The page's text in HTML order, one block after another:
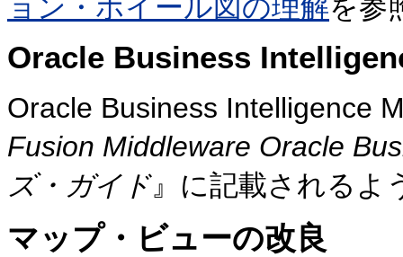
ョン・ホイール図の理解を参
Oracle Business
Oracle Business Intelligence
Fusion Middleware Oracle
ズ・ガイド』に記載されるよ
マップ・ビューの改良